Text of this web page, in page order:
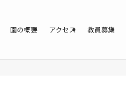
園の概要 アクセス 教員募集